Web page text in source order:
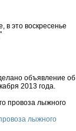
это воскресенье
объявление об
2013 года.
лыжного